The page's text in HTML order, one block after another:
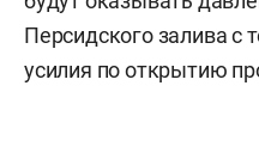
Персидского залива с
усилия по открытию